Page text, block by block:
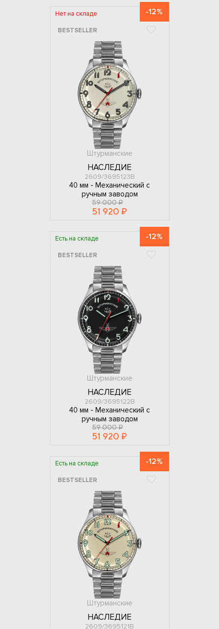
Нет на складе -12%
BESTSELLER
Штурманские
НАСЛЕДИЕ
2609/3695123В
40 мм - Механический с
ручным заводом
59 000 ₽
51 920 ₽
Есть на складе -12%
BESTSELLER
Штурманские
НАСЛЕДИЕ
2609/3695122В
40 мм - Механический с
ручным заводом
59 000 ₽
51 920 ₽
Есть на складе -12%
BESTSELLER
Штурманские
НАСЛЕДИЕ
2609/3695121В